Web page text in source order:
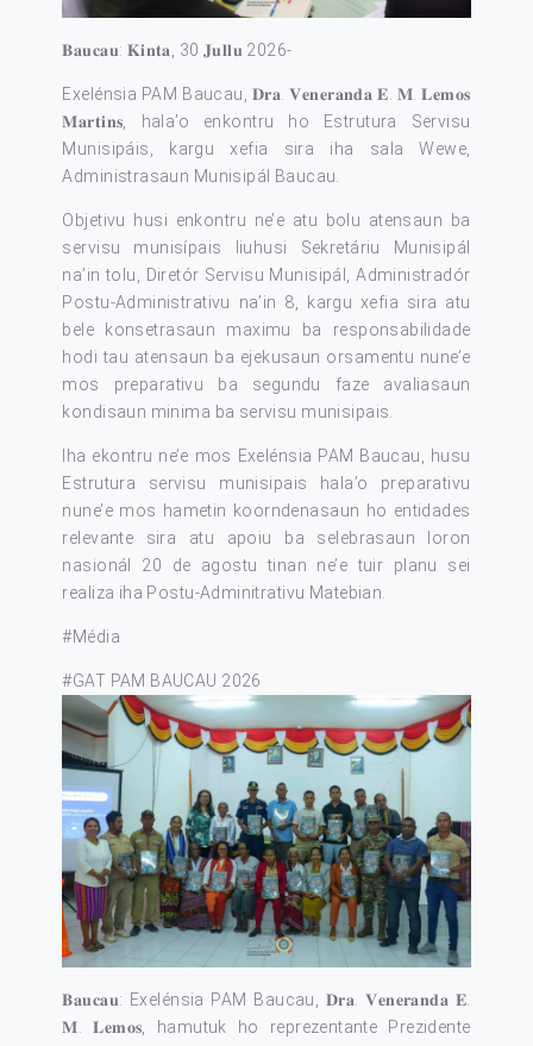
𝐁𝐚𝐮𝐜𝐚𝐮: 𝐊𝐢𝐧𝐭𝐚, 30 𝐉𝐮𝐥𝐥𝐮 2026-
Exelénsia PAM Baucau, 𝐃𝐫𝐚. 𝐕𝐞𝐧𝐞𝐫𝐚𝐧𝐝𝐚 𝐄. 𝐌. 𝐋𝐞𝐦𝐨𝐬
𝐌𝐚𝐫𝐭𝐢𝐧𝐬, hala’o enkontru ho Estrutura Servisu
Munisipáis, kargu xefia sira iha sala Wewe,
Administrasaun Munisipál Baucau.
Objetivu husi enkontru ne’e atu bolu atensaun ba
servisu munisípais liuhusi Sekretáriu Munisipál
na’in tolu, Diretór Servisu Munisipál, Administradór
Postu-Administrativu na’in 8, kargu xefia sira atu
bele konsetrasaun maximu ba responsabilidade
hodi tau atensaun ba ejekusaun orsamentu nune’e
mos preparativu ba segundu faze avaliasaun
kondisaun minima ba servisu munisipais.
Iha ekontru ne’e mos Exelénsia PAM Baucau, husu
Estrutura servisu munisipais hala’o preparativu
nune’e mos hametin koorndenasaun ho entidades
relevante sira atu apoiu ba selebrasaun loron
nasionál 20 de agostu tinan ne’e tuir planu sei
realiza iha Postu-Adminitrativu Matebian.
#Média
#GAT PAM BAUCAU 2026
𝐁𝐚𝐮𝐜𝐚𝐮: Exelénsia PAM Baucau, 𝐃𝐫𝐚. 𝐕𝐞𝐧𝐞𝐫𝐚𝐧𝐝𝐚 𝐄.
𝐌. 𝐋𝐞𝐦𝐨𝐬, hamutuk ho reprezentante Prezidente